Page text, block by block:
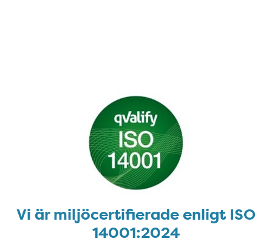
Vi är miljöcertifierade enligt ISO
14001:2024